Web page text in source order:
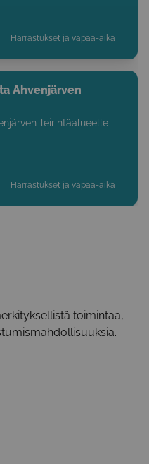
Harrastukset ja vapaa-aika
Ahvenjärven
leirintäalueelle
Harrastukset ja vapaa-aika
toimintaa,